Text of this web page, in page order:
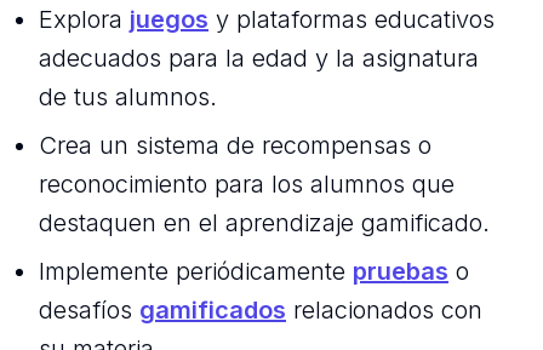
Explora juegos y plataformas educativos
adecuados para la edad y la asignatura
de tus alumnos.
Crea un sistema de recompensas o
reconocimiento para los alumnos que
destaquen en el aprendizaje gamificado.
Implemente periódicamente pruebas o
desafíos gamificados relacionados con